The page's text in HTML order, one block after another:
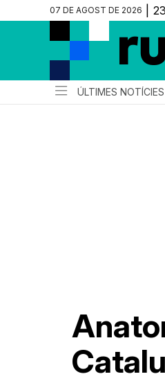
07 DE AGOST DE 2026
ÚLTIMES NOTÍCIES